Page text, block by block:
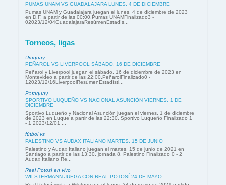
PUMAS UNAM VS GUADALAJARA LUNES, 4 DE DICIEMBRE
Pumas UNAM y Guadalajara juegan el lunes, 4 de diciembre de 2023
en D.F. a partir de las 00:00.Pumas UNAMFinalizado3 -
02023/12/04GuadalajaraResúmenEstadís...
Torneos, ligas
Uruguay
PEÑAROL VS LIVERPOOL SÁBADO, 16 DE DICIEMBRE
Peñarol y Liverpool juegan el sábado, 16 de diciembre de 2023 en
Montevideo a partir de las 22:00.PeñarolFinalizado0 -
12023/12/16LiverpoolResúmenEstadísti...
Paraguay
SPORTIVO LUQUEÑO VS NACIONAL ASUNCIÓN VIERNES, 1 DE
DICIEMBRE
Sportivo Luqueño y Nacional Asunción juegan el viernes, 1 de diciembre
de 2023 en Luque a partir de las 22:30. Sportivo Luqueño Finalizado 1
- 1 2023/12/01 ...
fútbol vs
PALESTINO VS AUDAX ITALIANO MARTES, 15 DE JUNIO
Palestino y Audax Italiano juegan el martes, 15 de junio de 2021 en
Santiago a partir de las 13:30, jornada 8. Palestino Finalizado 0 - 2
Audax Italiano Re...
Real Potosí en vivo
WILSTERMANN JUEGA CON REAL POTOSÍ 24 DE MAYO